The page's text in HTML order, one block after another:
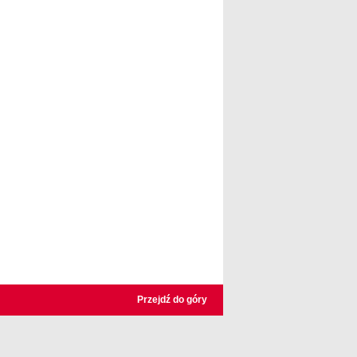
Przejdź do góry